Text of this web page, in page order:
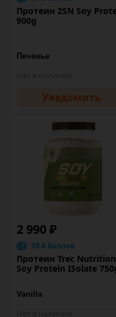
Протеин 2SN Soy
900g
Уведомить
2 990 ₽
59.8 баллов
Протеин Trec Nutrition
Soy Protein ISolate